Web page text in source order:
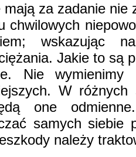
mają za zadanie
chwilowych
Jakie to są
Nie
W
one
samych siebie
należy